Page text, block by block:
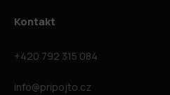
Kontakt
+420 792 315 084
info@pripojto.cz